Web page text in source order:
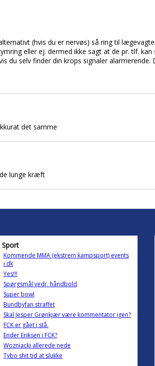
(hvis du er nervøs) så ring til
eller ej. dermed ikke sagt at de pr. tlf. kan
du selv finder din krops signaler alarmerende.
det samme
lunge kræft
Sport
Kommende MMA (ekstrem kampsport) events
i dk
Yes!!!
Spørgsmål vedr. håndbold
Super bowl
Bundbyfan straffet
Skal Jesper Grønkjær være kommentator igen?
FCK er gået i stå.
Ender Eriksen i FCK?
Wozniacki allerede nede
Tybo shit tid at slukke